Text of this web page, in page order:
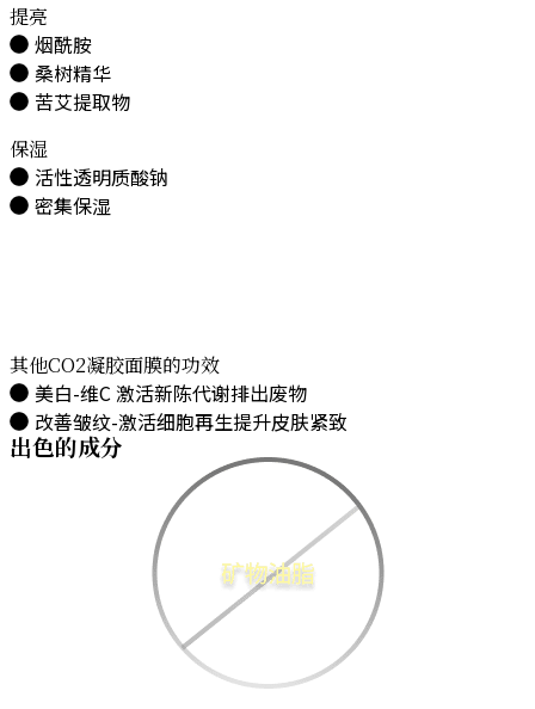
提亮
烟酰胺
桑树精华
苦艾提取物
保湿
活性透明质酸钠
密集保湿
其他CO2凝胶面膜的功效
美白-维C 激活新陈代谢排出废物
改善皱纹-激活细胞再生提升皮肤紧致
出色的成分